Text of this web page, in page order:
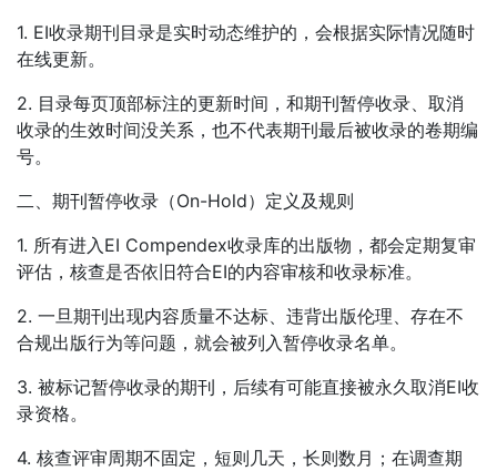
1. EI收录期刊目录是实时动态维护的，会根据实际情况随时
在线更新。
2. 目录每页顶部标注的更新时间，和期刊暂停收录、取消
收录的生效时间没关系，也不代表期刊最后被收录的卷期编
号。
二、期刊暂停收录（On-Hold）定义及规则
1. 所有进入EI Compendex收录库的出版物，都会定期复审
评估，核查是否依旧符合EI的内容审核和收录标准。
2. 一旦期刊出现内容质量不达标、违背出版伦理、存在不
合规出版行为等问题，就会被列入暂停收录名单。
3. 被标记暂停收录的期刊，后续有可能直接被永久取消EI收
录资格。
4. 核查评审周期不固定，短则几天，长则数月；在调查期